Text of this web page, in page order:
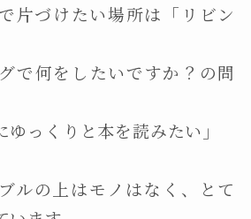
片づけたい場所は「リビン
で何をしたいですか？の問
ゆっくりと本を読みたい」
ルの上はモノはなく、とて